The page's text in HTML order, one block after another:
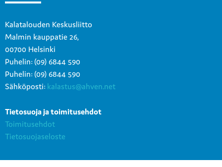
Kalatalouden Keskusliitto
Malmin kauppatie 26,
00700 Helsinki
Puhelin: (09) 6844 590
Puhelin: (09) 6844 590
Sähköposti: kalastus@ahven.net
Tietosuoja ja toimitusehdot
Toimitusehdot
Tietosuojaseloste